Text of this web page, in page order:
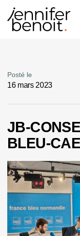
Posté le
16 mars 2023
JB-
BLEU-